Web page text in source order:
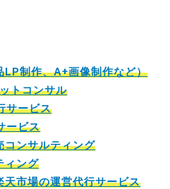
LP制作、A+画像制作など）
トコンサル
サービス
ービス
コンサルティング
ィング
市場の運営代行サービス